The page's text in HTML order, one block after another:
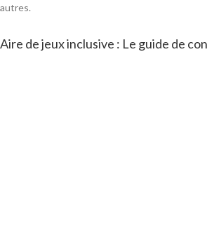
autres.
Aire de jeux inclusive : Le guide de